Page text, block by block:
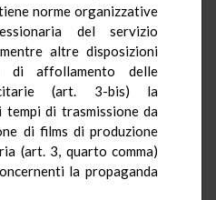
norme organizzative
del servizio
altre disposizioni
di affollamento delle
(art. 3-bis) la
tempi di trasmissione da
di films di produzione
(art. 3, quarto comma)
la propaganda